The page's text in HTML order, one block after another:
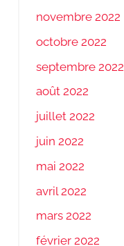
novembre 2022
octobre 2022
septembre 2022
août 2022
juillet 2022
juin 2022
mai 2022
avril 2022
mars 2022
février 2022